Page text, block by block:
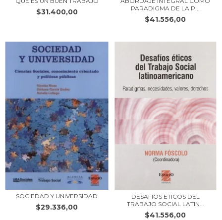
$31.400,00
PARADIGMA DE LA P...
$41.556,00
SOCIEDAD Y UNIVERSIDAD
$29.336,00
DESAFIOS ETICOS DEL
TRABAJO SOCIAL LATIN...
$41.556,00